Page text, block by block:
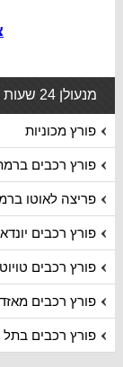
מנעולן 24 שעות ביממה
פורץ מכוניות
פורץ רכבים
פריצה לאוטו
פורץ רכבים
פורץ רכבים
פורץ רכבים
פורץ רכבים בתל